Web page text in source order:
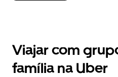
Viajar com
família na Uber